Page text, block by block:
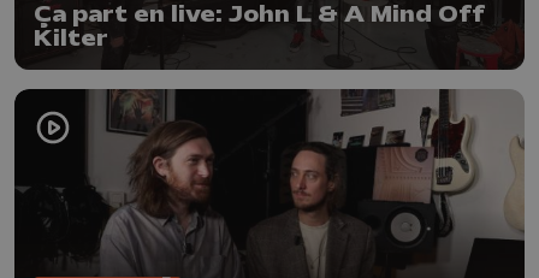
Ça part en live: John L & A Mind Off
Kilter